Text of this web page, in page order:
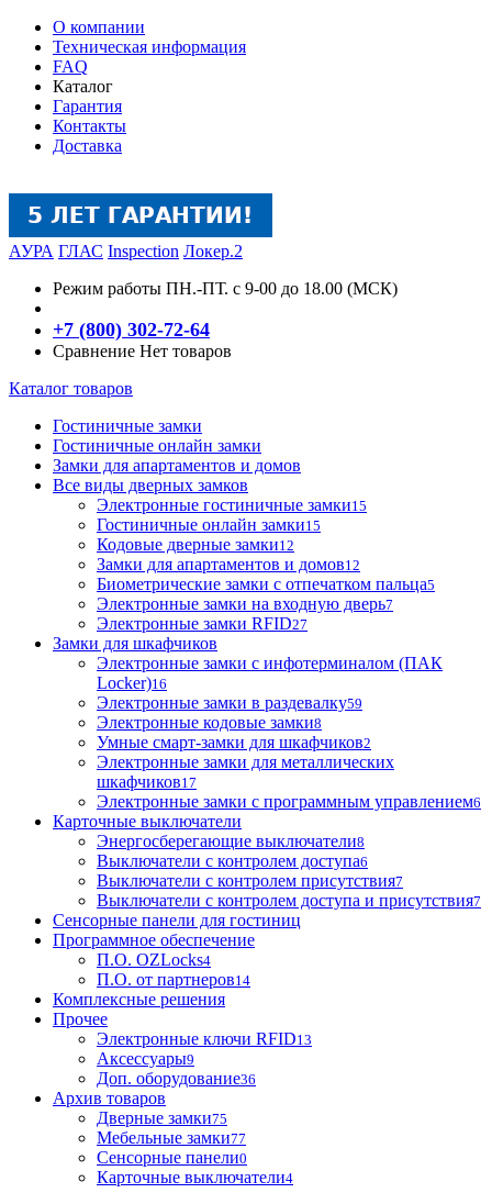
О компании
Техническая информация
FAQ
Каталог
Гарантия
Контакты
Доставка
АУРА ГЛАС Inspection Локер.2
Режим работы ПН.-ПТ. с 9-00 до 18.00 (МСК)
+7 (800) 302-72-64
Сравнение Нет товаров
Каталог товаров
Гостиничные замки
Гостиничные онлайн замки
Замки для апартаментов и домов
Все виды дверных замков
Электронные гостиничные замки15
Гостиничные онлайн замки15
Кодовые дверные замки12
Замки для апартаментов и домов12
Биометрические замки с отпечатком пальца5
Электронные замки на входную дверь7
Электронные замки RFID27
Замки для шкафчиков
Электронные замки с инфотерминалом (ПАК
Locker)16
Электронные замки в раздевалку59
Электронные кодовые замки8
Умные смарт-замки для шкафчиков2
Электронные замки для металлических
шкафчиков17
Электронные замки с программным управлением6
Карточные выключатели
Энергосберегающие выключатели8
Выключатели с контролем доступа6
Выключатели с контролем присутствия7
Выключатели с контролем доступа и присутствия7
Сенсорные панели для гостиниц
Программное обеспечение
П.О. OZLocks4
П.О. от партнеров14
Комплексные решения
Прочее
Электронные ключи RFID13
Аксессуары9
Доп. оборудование36
Архив товаров
Дверные замки75
Мебельные замки77
Сенсорные панели0
Карточные выключатели4